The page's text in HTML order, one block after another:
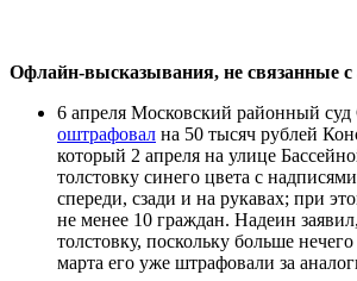
Офлайн-высказывания, не связанные с
6 апреля Московский районный суд
оштрафовал на 50 тысяч рублей
который 2 апреля на улице
толстовку синего цвета с
спереди, сзади и на рукавах; при
не менее 10 граждан. Надеин
толстовку, поскольку больше
марта его уже штрафовали за